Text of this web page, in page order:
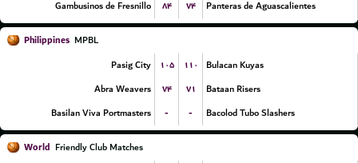
Gambusinos de Fresnillo
۸۴ ۷۴ Panteras de Aguascalientes
Philippines MPBL
Pasig City
۱۰۵ ۱۱۰
Bulacan Kuyas
Abra Weavers
۷۴ ۷۱
Bataan Risers
Basilan Viva Portmasters
- - Bacolod Tubo Slashers
World Friendly Club Matches